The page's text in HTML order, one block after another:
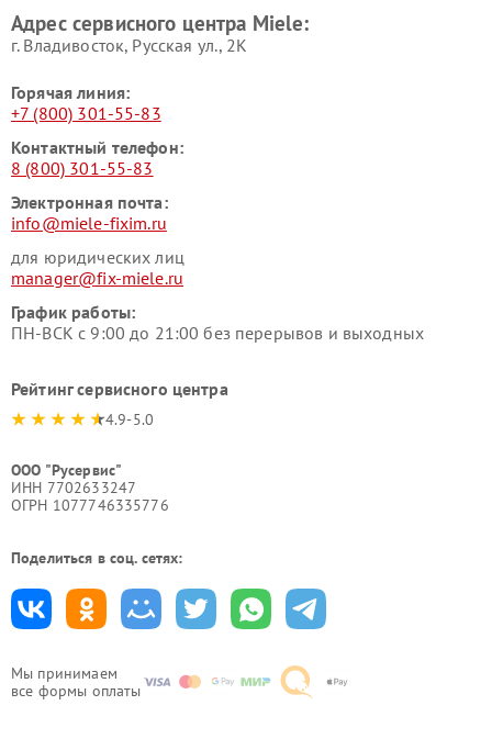
Мы принимаем
все формы оплаты
Miele
пылесосов Miele
Адрес сервисного центра Miele:
г. Владивосток, Русская ул., 2К
Горячая линия:
+7 (800) 301-55-83
Контактный телефон:
8 (800) 301-55-83
Электронная почта:
info@miele-fixim.ru
для юридических лиц
manager@fix-miele.ru
График работы:
ПН-ВСК с 9:00 до 21:00 без перерывов и выходных
Рейтинг сервисного центра
4.9-5.0
ООО "Русервис"
ИНН 7702633247
ОГРН 1077746335776
Поделиться в соц. сетях: